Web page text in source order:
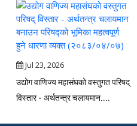
Jul 23, 2026
उद्योग वाणिज्य महासंघको वस्तुगत परिषद्
विस्तार - अर्थतन्त्र चलायमान....